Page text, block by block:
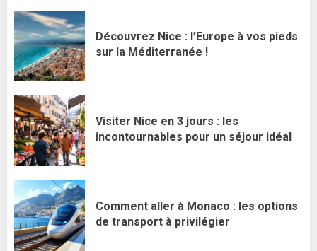
Découvrez Nice : l’Europe à vos pieds
sur la Méditerranée !
Visiter Nice en 3 jours : les
incontournables pour un séjour idéal
Comment aller à Monaco : les options
de transport à privilégier